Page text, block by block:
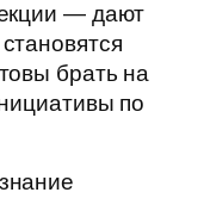
— дают
брать на
по